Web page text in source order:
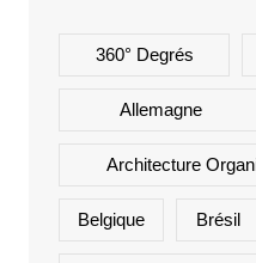
360° Degrés
Allemagne
Architecture
Belgique Brésil